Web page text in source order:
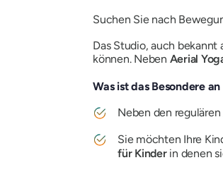
Suchen Sie nach
Das Studio, auch bekannt
können. Neben Aerial
Was ist das Besondere
Neben den
Sie möchten Ihre
für Kinderin denen